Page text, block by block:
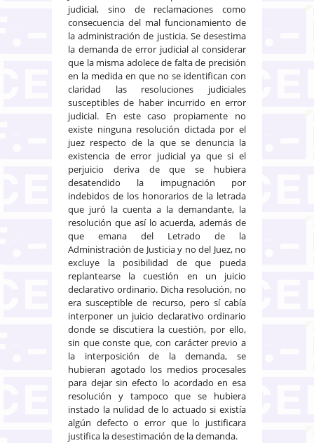
judicial, sino de reclamaciones como
consecuencia del mal funcionamiento de
la administración de justicia. Se desestima
la demanda de error judicial al considerar
que la misma adolece de falta de precisión
en la medida en que no se identifican con
claridad las resoluciones judiciales
susceptibles de haber incurrido en error
judicial. En este caso propiamente no
existe ninguna resolución dictada por el
juez respecto de la que se denuncia la
existencia de error judicial ya que si el
perjuicio deriva de que se hubiera
desatendido la impugnación por
indebidos de los honorarios de la letrada
que juró la cuenta a la demandante, la
resolución que así lo acuerda, además de
que emana del Letrado de la
Administración de Justicia y no del Juez, no
excluye la posibilidad de que pueda
replantearse la cuestión en un juicio
declarativo ordinario. Dicha resolución, no
era susceptible de recurso, pero sí cabía
interponer un juicio declarativo ordinario
donde se discutiera la cuestión, por ello,
sin que conste que, con carácter previo a
la interposición de la demanda, se
hubieran agotado los medios procesales
para dejar sin efecto lo acordado en esa
resolución y tampoco que se hubiera
instado la nulidad de lo actuado si existía
algún defecto o error que lo justificara
justifica la desestimación de la demanda.